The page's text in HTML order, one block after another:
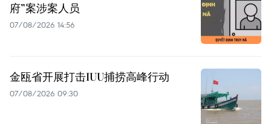
府”案涉案人员
07/08/2026 14:56
金瓯省开展打击IUU捕捞高峰行动
07/08/2026 09:30